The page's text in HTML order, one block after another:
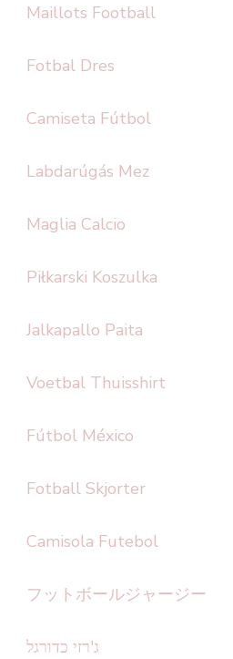
Maillots Football
Fotbal Dres
Camiseta Fútbol
Labdarúgás Mez
Maglia Calcio
Piłkarski Koszulka
Jalkapallo Paita
Voetbal Thuisshirt
Fútbol México
Fotball Skjorter
Camisola Futebol
フットボールジャージー
ג'רזי כדורגל